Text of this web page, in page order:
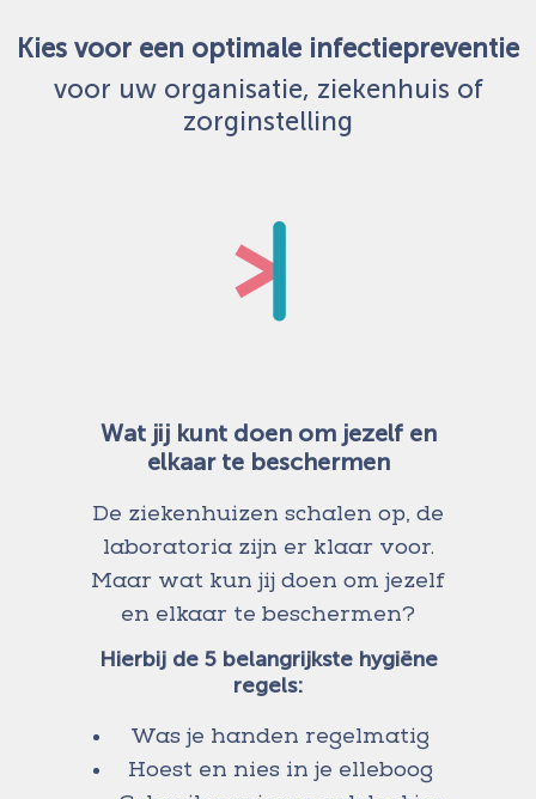
Kies voor een optimale infectiepreventie
voor uw organisatie, ziekenhuis of
zorginstelling
Wat jij kunt doen om jezelf en
elkaar te beschermen
De ziekenhuizen schalen op, de
laboratoria zijn er klaar voor.
Maar wat kun jij doen om jezelf
en elkaar te beschermen?
Hierbij de 5 belangrijkste hygiëne
regels:
Was je handen regelmatig
Hoest en nies in je elleboog